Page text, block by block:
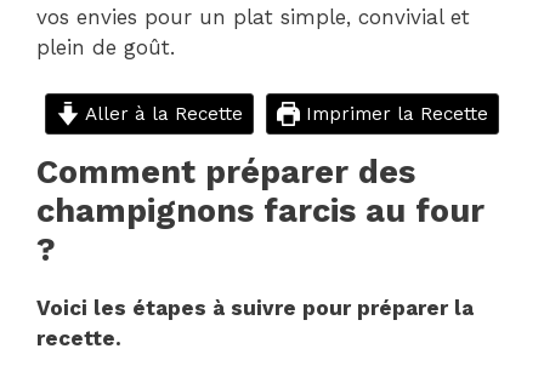
vos envies pour un plat simple, convivial et
plein de goût.
Aller à la Recette Imprimer la Recette
Comment préparer des
champignons farcis au four
?
Voici les étapes à suivre pour préparer la
recette.